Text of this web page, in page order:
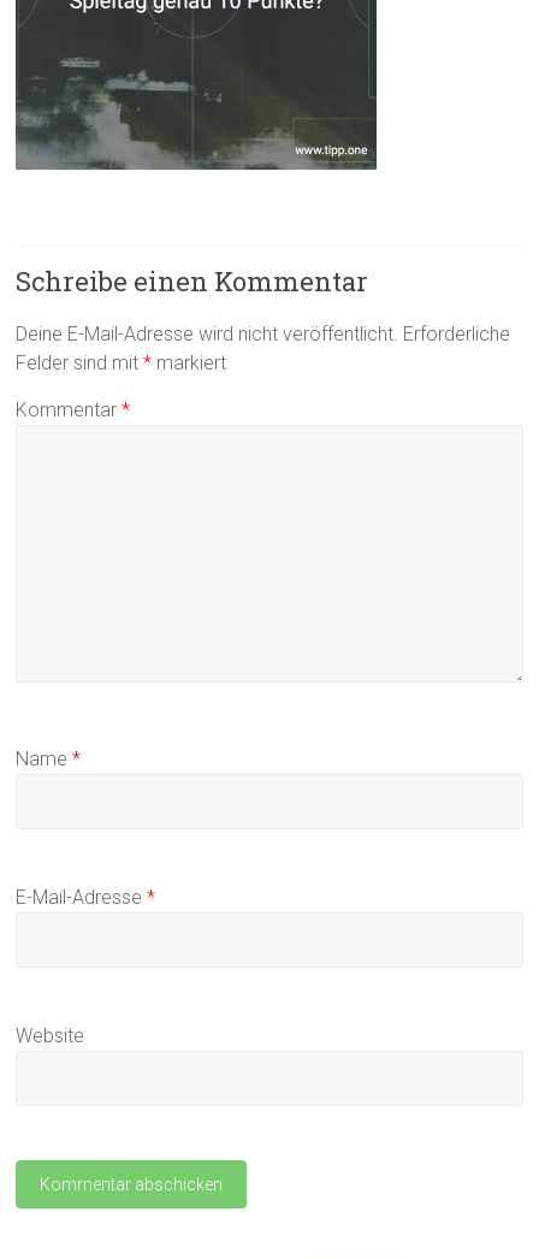
Schreibe einen Kommentar
Deine E-Mail-Adresse wird nicht veröffentlicht. Erforderliche
Felder sind mit* markiert
Kommentar*
Name*
E-Mail-Adresse*
Website